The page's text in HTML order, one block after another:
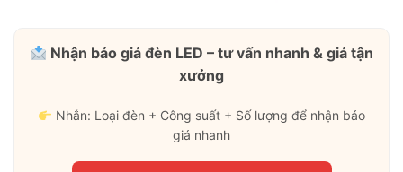
Nhận báo giá đèn LED – tư vấn nhanh & giá tận
xưởng
Nhắn: Loại đèn + Công suất + Số lượng để nhận báo
giá nhanh